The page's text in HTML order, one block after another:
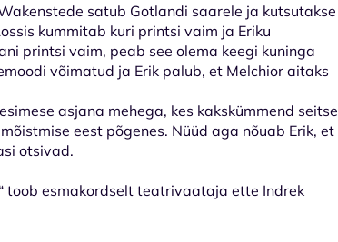
satub Gotlandi saarele ja kutsutakse
kummitab kuri printsi vaim ja Eriku
printsi vaim, peab see olema keegi kuninga
võimatud ja Erik palub, et Melchior aitaks
asjana mehega, kes kakskümmend seitse
eest põgenes. Nüüd aga nõuab Erik, et
otsivad.
toob esmakordselt teatrivaataja ette Indrek